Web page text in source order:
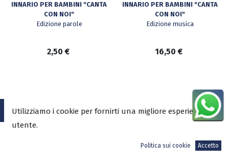
INNARIO PER BAMBINI "CANTA
CON NOI"
Edizione parole
2,50 €
INNARIO PER BAMBINI "CANTA
CON NOI"
Edizione musica
16,50 €
Sede Legale
Utilizziamo i cookie per fornirti una migliore esperienza
utente.
Politica sui cookie Accetto